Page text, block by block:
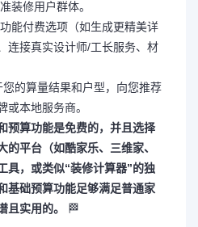
装修用户群体。
能付费选项（如生成更精美详
连接真实设计师/工长服务、材
您的算量结果和户型，向您推荐
或本地服务商。
预算功能是免费的，并且选择
平台（如酷家乐、三维家、
具，或类似“装修计算器”的独
基础预算功能足够满足普通家
且实用的。
🏁